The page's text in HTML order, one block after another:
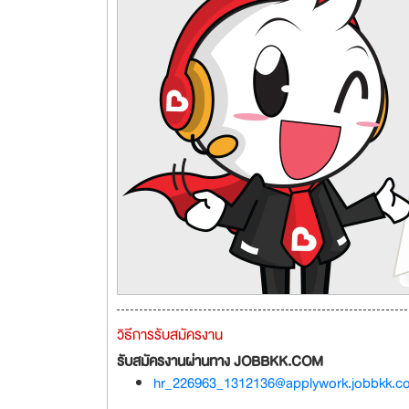
วิธีการรับสมัครงาน
รับสมัครงานผ่านทาง JOBBKK.COM